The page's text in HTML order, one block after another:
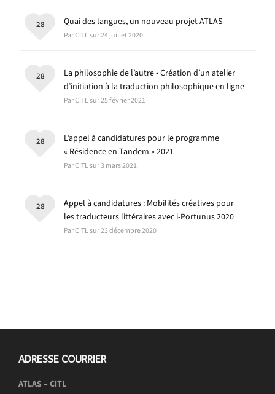
Quai des langues, un nouveau projet ATLAS
Par CITL sur 24 juillet 2020
28
La philosophie de l’autre • Création d’un atelier
d’initiation à la traduction philosophique en ligne
Par CITL sur 25 février 2021
28
L’appel à candidatures pour le programme
« Résidence en Tandem » 2021
Par CITL sur 3 mars 2021
28
Appel à candidatures : Mobilités créatives pour
les traducteurs littéraires avec i-Portunus 2020
Par CITL sur 23 décembre 2020
28
ADRESSE COURRIER
ATLAS – CITL